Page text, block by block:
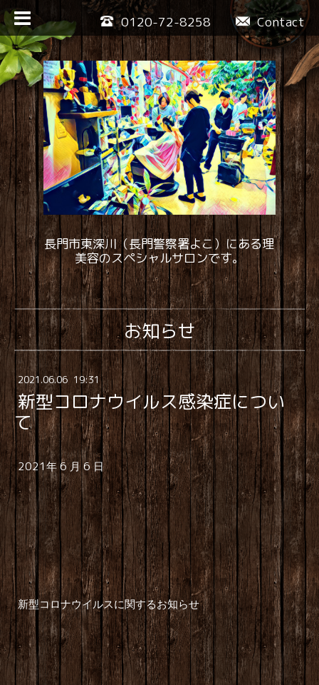
Contact
0120-72-8258
長門市東深川（長門警察署よこ）にある理
美容のスペシャルサロンです。
お知らせ
2021 .06.06 19:31
新型コロナウイルス感染症につい
て
2021年 6月 6日
新型コロナウイルスに関するお知らせ